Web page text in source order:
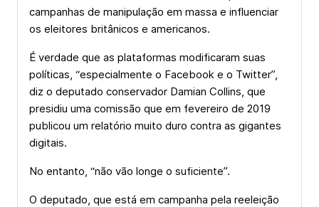
campanhas de manipulação em massa e influenciar
os eleitores britânicos e americanos.
É verdade que as plataformas modificaram suas
políticas, “especialmente o Facebook e o Twitter”,
diz o deputado conservador Damian Collins, que
presidiu uma comissão que em fevereiro de 2019
publicou um relatório muito duro contra as gigantes
digitais.
No entanto, “não vão longe o suficiente”.
O deputado, que está em campanha pela reeleição